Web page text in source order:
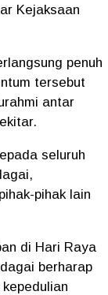
Kejaksaan
penuh
tersebut
antar
seluruh
pihak lain
di Hari Raya
berharap